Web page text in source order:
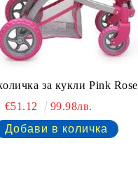
за кукли Pink Rose
€51.12
99.98лв.